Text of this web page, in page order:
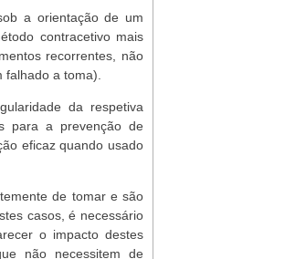
a orientação de um
contracetivo mais
recorrentes, não
a toma).
da respetiva
para a prevenção de
eficaz quando usado
de tomar e são
casos, é necessário
o impacto destes
não necessitem de